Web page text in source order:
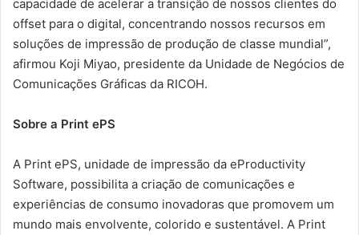
capacidade de acelerar a transição de nossos clientes do
offset para o digital, concentrando nossos recursos em
soluções de impressão de produção de classe mundial”,
afirmou Koji Miyao, presidente da Unidade de Negócios de
Comunicações Gráficas da RICOH.
Sobre a Print ePS
A Print ePS, unidade de impressão da eProductivity
Software, possibilita a criação de comunicações e
experiências de consumo inovadoras que promovem um
mundo mais envolvente, colorido e sustentável. A Print